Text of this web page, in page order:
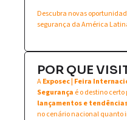
Descubra novas
segurança da América
POR QUE
AExposec | Feira
Segurança é o destino
lançamentos e
no cenário nacional quanto